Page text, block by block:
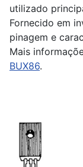
utilizado
Fornecido em
pinagem e
Mais
BUX86.